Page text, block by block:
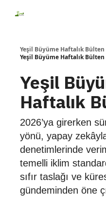
Yeşil Büyüme Haftalık Bülten
Yeşil Büyüme Haftalık Bülten
Yeşil
Haftalık
2026’ya girerken
yönü, yapay
denetimlerinde
temelli iklim
sıfır taslağı ve
gündeminden öne